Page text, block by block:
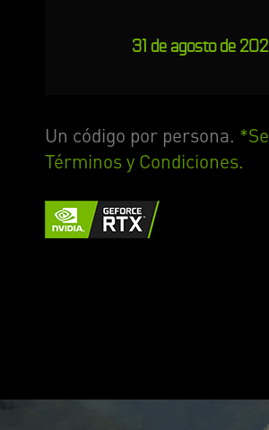
31 de agosto de
Un código por persona.
Términos y Condiciones.